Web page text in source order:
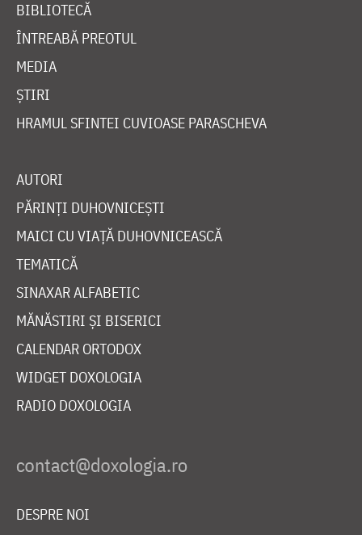
BIBLIOTECĂ
ÎNTREABĂ PREOTUL
MEDIA
ȘTIRI
HRAMUL SFINTEI CUVIOASE PARASCHEVA
AUTORI
PĂRINȚI DUHOVNICEȘTI
MAICI CU VIAȚĂ DUHOVNICEASCĂ
TEMATICĂ
SINAXAR ALFABETIC
MĂNĂSTIRI ȘI BISERICI
CALENDAR ORTODOX
WIDGET DOXOLOGIA
RADIO DOXOLOGIA
DESPRE NOI